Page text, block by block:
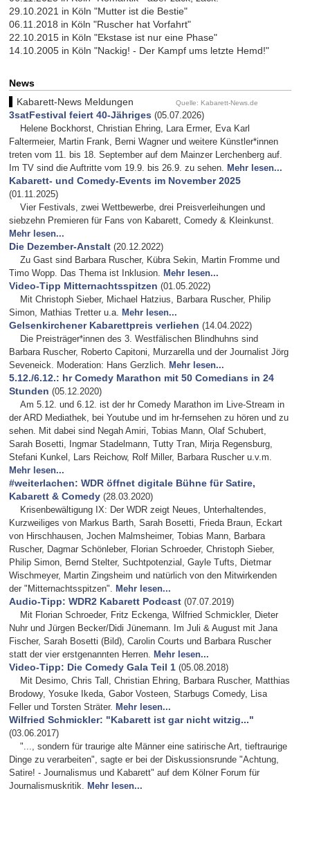
29.10.2021 in Köln "Mutter ist die Bestie"
06.11.2018 in Köln "Ruscher hat Vorfahrt"
22.10.2015 in Köln "Ekstase ist nur eine Phase"
14.10.2005 in Köln "Nackig! - Der Kampf ums letzte Hemd!"
News
Kabarett-News Meldungen
Quelle: Kabarett-News.de
3satFestival feiert 40-Jähriges (05.07.2026)
Helene Bockhorst, Christian Ehring, Lara Ermer, Eva Karl
Faltermeier, Martin Frank, Berni Wagner und weitere Künstler*innen
treten vom 11. bis 18. September auf dem Mainzer Lerchenberg auf.
Im TV sind die Auftritte vom 19.9. bis 26.9. zu sehen. Mehr lesen...
Kabarett- und Comedy-Events im November 2025
(01.11.2025)
Vier Festivals, zwei Wettbewerbe, drei Preisverleihungen und
siebzehn Premieren für Fans von Kabarett, Comedy & Kleinkunst.
Mehr lesen...
Die Dezember-Anstalt (20.12.2022)
Zu Gast sind Barbara Ruscher, Kübra Sekin, Martin Fromme und
Timo Wopp. Das Thema ist Inklusion. Mehr lesen...
Video-Tipp Mitternachtsspitzen (01.05.2022)
Mit Christoph Sieber, Michael Hatzius, Barbara Ruscher, Philip
Simon, Mathias Tretter u.a. Mehr lesen...
Gelsenkirchener Kabarettpreis verliehen (14.04.2022)
Die Preisträger*innen des 3. Westfälischen Blindhuhns sind
Barbara Ruscher, Roberto Capitoni, Murzarella und der Journalist Jörg
Seveneick. Moderation: Hans Gerzlich. Mehr lesen...
5.12./6.12.: hr Comedy Marathon mit 50 Comedians in 24
Stunden (05.12.2020)
Am 5.12. und 6.12. ist der hr Comedy Marathon im Live-Stream in
der ARD Mediathek, bei Youtube und im hr-fernsehen zu hören und zu
sehen. Mit dabei sind Negah Amiri, Tobias Mann, Olaf Schubert,
Sarah Bosetti, Ingmar Stadelmann, Tutty Tran, Mirja Regensburg,
Stefani Kunkel, Lars Reichow, Rolf Miller, Barbara Ruscher u.v.m.
Mehr lesen...
#weiterlachen: WDR öffnet digitale Bühne für Satire,
Kabarett & Comedy (28.03.2020)
Krisenbewältigung IX: Der WDR zeigt Neues, Unterhaltendes,
Kurzweiliges von Markus Barth, Sarah Bosetti, Frieda Braun, Eckart
von Hirschhausen, Jochen Malmsheimer, Tobias Mann, Barbara
Ruscher, Dagmar Schönleber, Florian Schroeder, Christoph Sieber,
Philip Simon, Bernd Stelter, Suchtpotenzial, Gayle Tufts, Dietmar
Wischmeyer, Martin Zingsheim und natürlich von den Mitwirkenden
der "Mitternachtsspitzen". Mehr lesen...
Audio-Tipp: WDR2 Kabarett Podcast (07.07.2019)
Mit Florian Schroeder, Fritz Eckenga, Wilfried Schmickler, Dieter
Nuhr und Jürgen Becker/Didi Jünemann. Im Juli & August mit Jana
Fischer, Sarah Bosetti (Bild), Carolin Courts und Barbara Ruscher
statt der vier erstgenannten Herren. Mehr lesen...
Video-Tipp: Die Comedy Gala Teil 1 (05.08.2018)
Mit Desimo, Chris Tall, Christian Ehring, Barbara Ruscher, Matthias
Brodowy, Yosuke Ikeda, Gabor Vosteen, Starbugs Comedy, Lisa
Feller und Torsten Sträter. Mehr lesen...
Wilfried Schmickler: "Kabarett ist gar nicht witzig..."
(03.06.2017)
"..., sondern für traurige alte Männer eine satirische Art, tieftraurige
Dinge zu verarbeiten", sagte er bei der Diskussionsrunde "Achtung,
Satire! - Journalismus und Kabarett" auf dem Kölner Forum für
Journalismuskritik. Mehr lesen...